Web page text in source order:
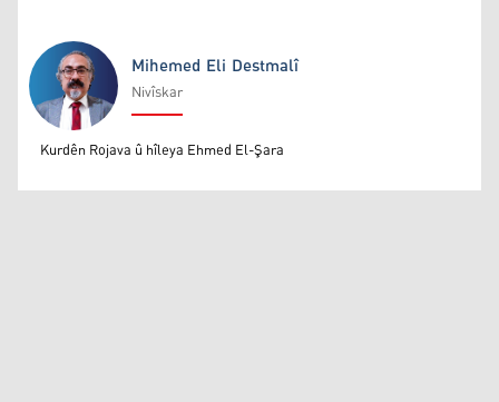
Mihemed Eli Destmalî
Mihemed Eli Destmalî
Nivîskar
Kurdên Rojava û hîleya Ehmed El-Şara